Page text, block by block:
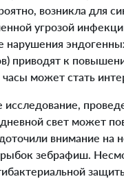
возникла для
угрозой
нарушения
приводят к
может стать
исследование,
дневной свет может
внимание на
рыбок зебрафиш.